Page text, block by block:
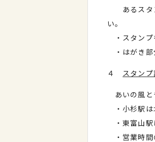
あるスタン
い。
・スタンプ
・はがき部
４ スタン
あいの風と
・小杉駅は
・東富山駅
・営業時間